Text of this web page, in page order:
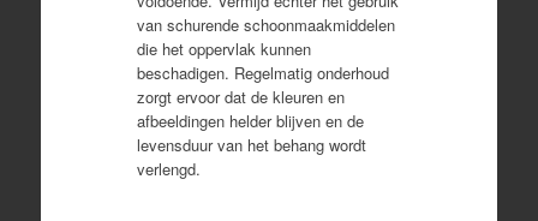
van schurende schoonmaakmiddelen
die het oppervlak kunnen
beschadigen. Regelmatig onderhoud
zorgt ervoor dat de kleuren en
afbeeldingen helder blijven en de
levensduur van het behang wordt
verlengd.